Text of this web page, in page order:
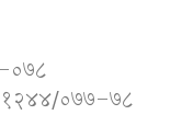
१२४४/०७७–७८